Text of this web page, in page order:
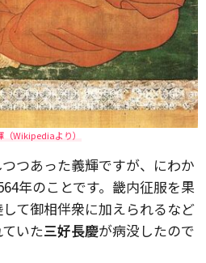
（Wikipediaより）
つあった義輝ですが、にわか
年のことです。畿内征服を果
て御相伴衆に加えられるなど
いた三好長慶が病没したので